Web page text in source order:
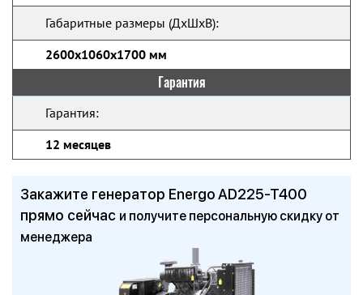
Габаритные размеры (ДхШхВ):
2600x1060x1700 мм
Гарантия
Гарантия:
12 месяцев
Закажите генератор Energo AD225-T400
прямо сейчас и получите персональную скидку от
менеджера